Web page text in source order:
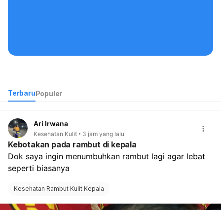
TerbaruPopuler
Ari Irwana
Kesehatan Kulit 3 jam yang lalu
Kebotakan pada rambut di kepala
Dok saya ingin menumbuhkan rambut lagi agar lebat
seperti biasanya
Kesehatan Rambut Kulit Kepala